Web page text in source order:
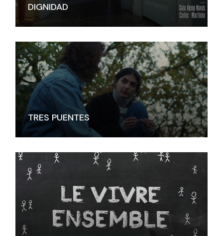
DIGNIDAD
TRES PUENTES